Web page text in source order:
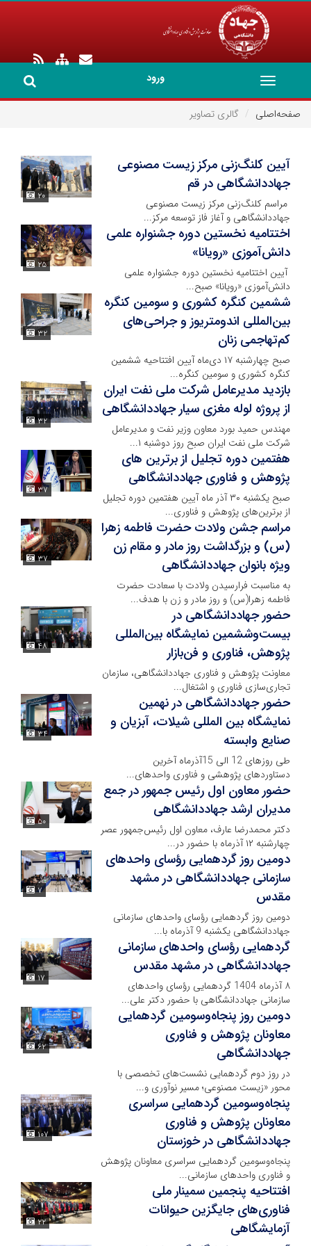
ورود
Toggle
navigation
صفحه‌اصلی
گالری تصاویر
۲۰
آیین کلنگ‌زنی مرکز زیست مصنوعی
جهاددانشگاهی در قم
مراسم کلنگ‌زنی مرکز زیست مصنوعی
جهاددانشگاهی و آغاز فاز توسعه مرکز...
۲۵
اختتامیه نخستین دوره جشنواره علمی
دانش‌آموزی «رویانا»
آیین اختتامیه نخستین دوره جشنواره علمی
دانش‌آموزی «رویانا» صبح...
۳۲
ششمین کنگره کشوری و سومین کنگره
بین‌المللی اندومتریوز و جراحی‌های
کم‌تهاجمی زنان
صبح چهارشنبه ۱۷ دی‌ماه آیین افتتاحیه ششمین
کنگره کشوری و سومین کنگره...
۳۲
بازدید مدیرعامل شرکت ملی نفت ایران
از پروژه لوله مغزی سیار جهاددانشگاهی
مهندس حمید بورد معاون وزیر نفت و مدیرعامل
شرکت ملی نفت ایران صبح روز دوشنبه ۱...
۳۷
هفتمین دوره تجلیل از برترین های
پژوهش و فناوری جهاددانشگاهی
صبح یکشنبه ۳۰ آذر ماه آیین هفتمین دوره تجلیل
از برترین‌های پژوهش و فناوری...
۳۷
مراسم جشن ولادت حضرت فاطمه زهرا
(س) و بزرگداشت روز مادر و مقام زن
ویژه بانوان جهاددانشگاهی
به مناسبت فرارسیدن ولادت با سعادت حضرت
فاطمه زهرا(س) و روز مادر و زن با هدف...
۴۸
حضور جهاددانشگاهی در
بیست‌وششمین نمایشگاه بین‌المللی
پژوهش، فناوری و فن‌بازار
معاونت پژوهش و فناوری جهاددانشگاهی، سازمان
تجاری‌سازی فناوری و اشتغال...
۳۴
حضور جهاددانشگاهی در نهمین
نمایشگاه بین المللی شیلات، آبزیان و
صنایع وابسته
طی روزهای 12 الی 15آذرماه آخرین
دستاوردهای پژوهشی و فناوری واحدهای...
۵۰
حضور معاون اول رئیس جمهور در جمع
مدیران ارشد جهاددانشگاهی
دکتر محمدرضا عارف، معاون اول رئیس‌جمهور عصر
چهارشنبه ۱۲ آذرماه با حضور در...
۷
دومین روز گردهمایی رؤسای واحدهای
سازمانی جهاددانشگاهی در مشهد
مقدس
دومین روز گردهمایی رؤسای واحدهای سازمانی
جهاددانشگاهی یکشنبه 9 آذرماه با...
۱۷
گردهمایی رؤسای واحدهای سازمانی
جهاددانشگاهی در مشهد مقدس
۸ آذرماه 1404 گردهمایی رؤسای واحدهای
سازمانی جهاددانشگاهی با حضور دکتر علی...
۶۲
دومین روز پنجاه‌وسومین گردهمایی
معاونان پژوهش و فناوری
جهاددانشگاهی
در روز دوم گردهمایی نشست‌های تخصصی با
محور «زیست مصنوعی؛ مسیر نوآوری و...
۱۰۷
پنجاه‌وسومین گردهمایی سراسری
معاونان پژوهش و فناوری
جهاددانشگاهی در خوزستان
️پنجاه‌وسومین گردهمایی سراسری معاونان پژوهش
و فناوری واحدهای سازمانی...
۲۲
افتتاحیه پنجمین سمینار ملی
فناوری‌های جایگزین حیوانات
آزمایشگاهی